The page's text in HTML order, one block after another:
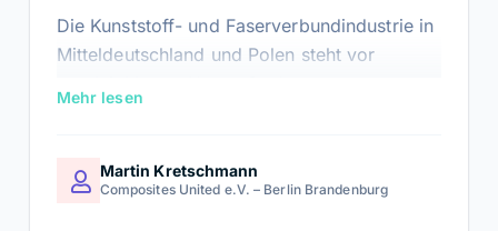
Die Kunststoff- und Faserverbundindustrie in
Mitteldeutschland und Polen steht vor
Anforderungen an Innovation und
Nachhaltigkeit. Der Vortrag zeigt auf, wie
Mehr lesen
Martin Kretschmann
Composites United e.V. – Berlin Brandenburg